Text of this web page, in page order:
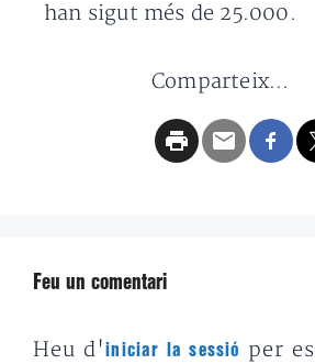
han sigut més de 25.000.
Comparteix...
Feu un comentari
Heu d'iniciar la sessió
per